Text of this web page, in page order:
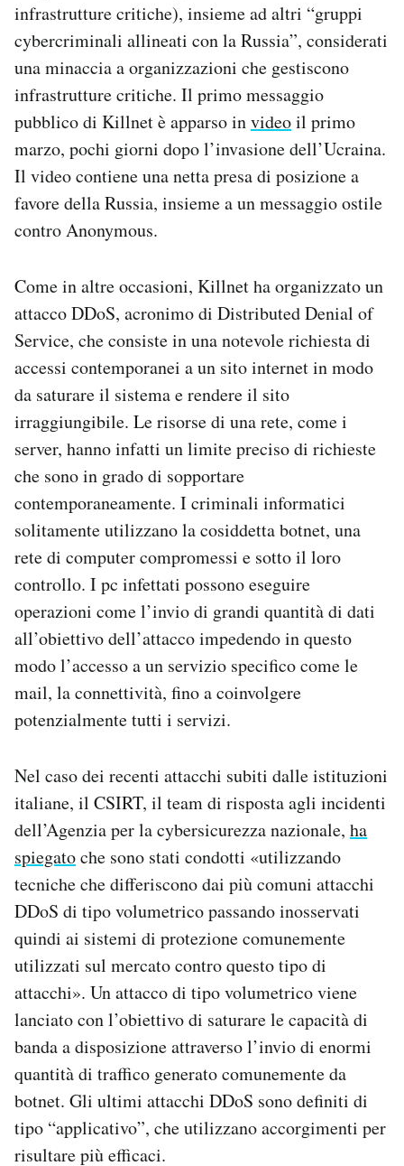
infrastrutture critiche), insieme ad altri “gruppi
cybercriminali allineati con la Russia”, considerati
una minaccia a organizzazioni che gestiscono
infrastrutture critiche. Il primo messaggio
pubblico di Killnet è apparso invideoil primo
marzo, pochi giorni dopo l’invasione dell’Ucraina.
Il video contiene una netta presa di posizione a
favore della Russia, insieme a un messaggio ostile
contro Anonymous.
Come in altre occasioni, Killnet ha organizzato un
attacco DDoS, acronimo di Distributed Denial of
Service, che consiste in una notevole richiesta di
accessi contemporanei a un sito internet in modo
da saturare il sistema e rendere il sito
irraggiungibile. Le risorse di una rete, come i
server, hanno infatti un limite preciso di richieste
che sono in grado di sopportare
contemporaneamente. I criminali informatici
solitamente utilizzano la cosiddetta botnet, una
rete di computer compromessi e sotto il loro
controllo. I pc infettati possono eseguire
operazioni come l’invio di grandi quantità di dati
all’obiettivo dell’attacco impedendo in questo
modo l’accesso a un servizio specifico come le
mail, la connettività, fino a coinvolgere
potenzialmente tutti i servizi.
Nel caso dei recenti attacchi subiti dalle istituzioni
italiane, il CSIRT, il team di risposta agli incidenti
dell’Agenzia per la cybersicurezza nazionale, ha
spiegatoche sono stati condotti «utilizzando
tecniche che differiscono dai più comuni attacchi
DDoS di tipo volumetrico passando inosservati
quindi ai sistemi di protezione comunemente
utilizzati sul mercato contro questo tipo di
attacchi». Un attacco di tipo volumetrico viene
lanciato con l’obiettivo di saturare le capacità di
banda a disposizione attraverso l’invio di enormi
quantità di traffico generato comunemente da
botnet. Gli ultimi attacchi DDoS sono definiti di
tipo “applicativo”, che utilizzano accorgimenti per
risultare più efficaci.